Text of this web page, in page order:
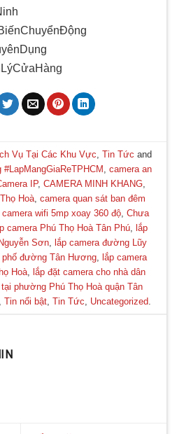
Vụ Tại Các Khu Vực Tin Tức and
#LapMangGiaReTPHCM camera an
IP, CAMERA MINH KHANG
Hoà, camera quan sát ban đêm
camera wifi 5mp xoay 360 độ Chưa
camera Phú Thọ Hoà Tân Phú lắp
Sơn lắp camera đường Lũy
phố đường Tân Hương lắp camera
Hoà, lắp đặt camera cho nhà dân
phường Phú Thọ Hoà quận Tân
Tin nổi bật Tin Tức Uncategorized